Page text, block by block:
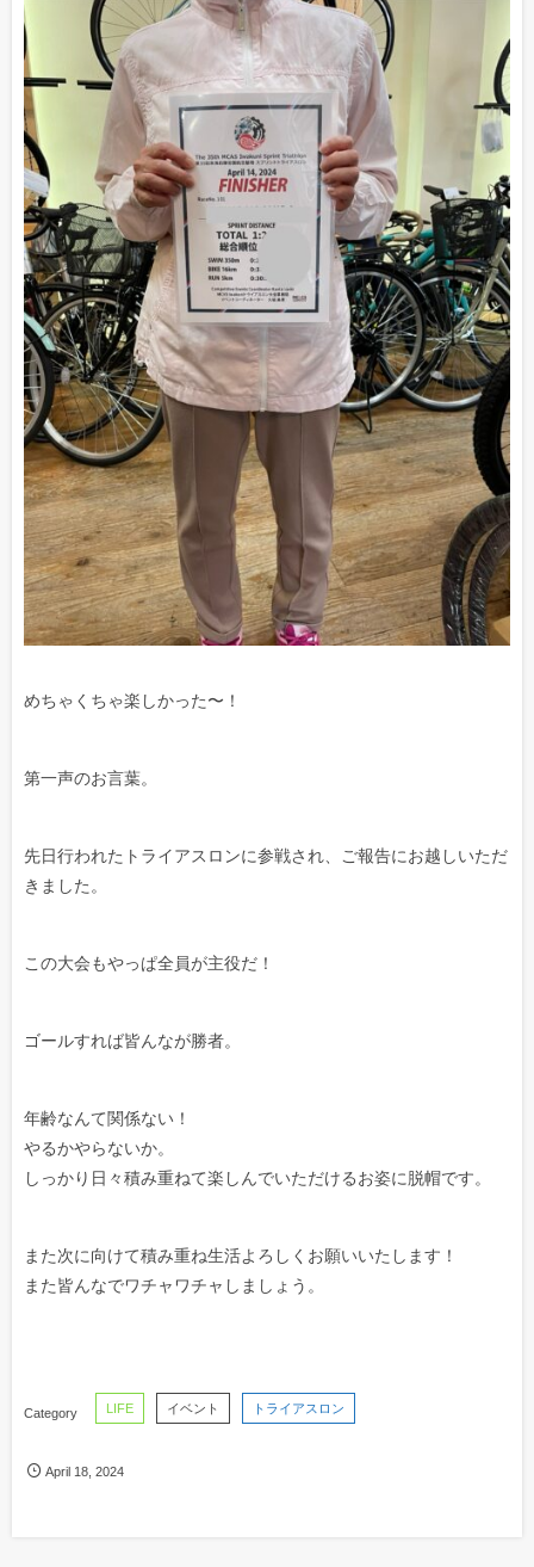
めちゃくちゃ楽しかった〜！
第一声のお言葉。
先日行われたトライアスロンに参戦され、ご報告にお越しいただ
きました。
この大会もやっぱ全員が主役だ！
ゴールすれば皆んなが勝者。
年齢なんて関係ない！
やるかやらないか。
しっかり日々積み重ねて楽しんでいただけるお姿に脱帽です。
また次に向けて積み重ね生活よろしくお願いいたします！
また皆んなでワチャワチャしましょう。
LIFE イベント トライアスロン
April 18 ,2024